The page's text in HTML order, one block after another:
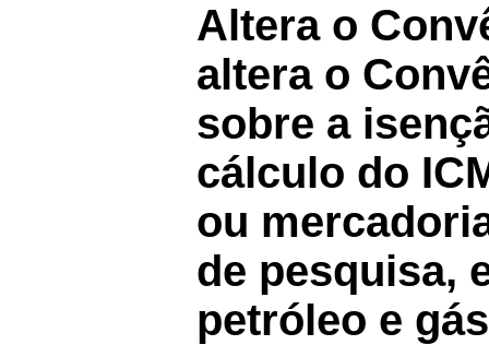
Altera o
altera o
sobre a
cálculo do
ou
de pesquisa,
petróleo e